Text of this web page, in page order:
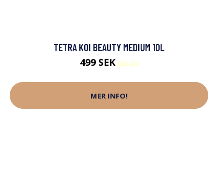
TETRA KOI BEAUTY MEDIUM 10L
499 SEK653 SEK
MER INFO!